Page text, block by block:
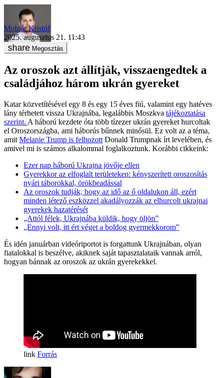
Molnár Kristóf
2025. augusztus 21. 11:43
Megosztás
Az oroszok azt állítják, visszaengedtek a
családjához három ukrán gyereket
Katar közvetítésével egy 8 és egy 15 éves fiú, valamint egy hatéves
lány térhetett vissza Ukrajnába, legalábbis Moszkva tájékoztatása
szerint. A háború kezdete óta több tízezer ukrán gyereket hurcoltak
el Oroszországba, ami háborús bűnnek minősül. Ez volt az a téma,
amit Melanie Trump is felhozott Donald Trumpnak írt levelében, és
amivel mi is számos alkalommal foglalkoztunk. Korábbi cikkeink:
Ezer nap háború Ukrajna jövője ellen
Gyerekkor az elfoglalt területeken: kényszerített oroszosítás
nyári táborokkal, örökbeadással
Az oroszok tudják, hogy az idő az ő oldalukon áll, ezért
minden létező eszközzel akadályozzák az elhurcolt ukrajnai
gyerekek hazatérését
„Attól félek, Ukrajnába küldik, hogy öljön”
„Ennyi volt, itt ért véget a boldog gyermekkorom”
És idén januárban videóriportot is forgattunk Ukrajnában, olyan
fiatalokkal is beszélve, akiknek saját tapasztalataik vannak arról,
hogyan bánnak az oroszok az ukrán gyerekekkel.
Forrás